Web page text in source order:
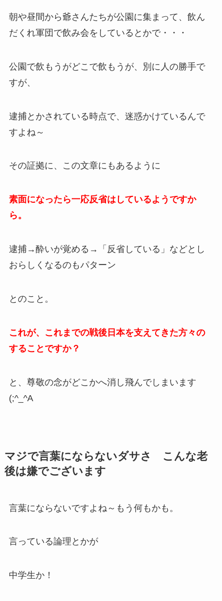
朝や昼間から爺さんたちが公園に集まって、飲ん
だくれ軍団で飲み会をしているとかで・・・
公園で飲もうがどこで飲もうが、別に人の勝手で
すが、
逮捕とかされている時点で、迷惑かけているんで
すよね～
その証拠に、この文章にもあるように
素面になったら一応反省はしているようですか
ら。
逮捕→酔いが覚める→「反省している」などとし
おらしくなるのもパターン
とのこと。
これが、これまでの戦後日本を支えてきた方々の
することですか？
と、尊敬の念がどこかへ消し飛んでしまいます
(;^_^A
マジで言葉にならないダサさ こんな老
後は嫌でございます
言葉にならないですよね～もう何もかも。
言っている論理とかが
中学生か！